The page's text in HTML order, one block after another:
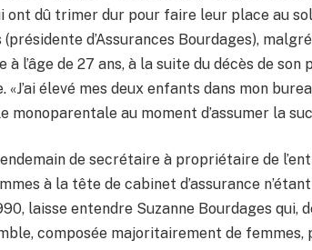
ont dû trimer dur pour faire leur place au
d’Assurances Bourdages),
l’âge de 27 ans, à la suite du décès de son
élevé mes deux enfants dans mon
monoparentale au moment d’assumer la
de secrétaire à propriétaire de
à la tête de cabinet d’assurance
laisse entendre Suzanne Bourdages qui,
composée majoritairement de